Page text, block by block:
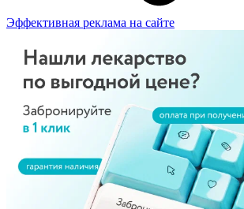
Эффективная реклама на сайте